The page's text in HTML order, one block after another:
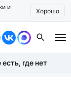
и
Хорошо
есть, где нет